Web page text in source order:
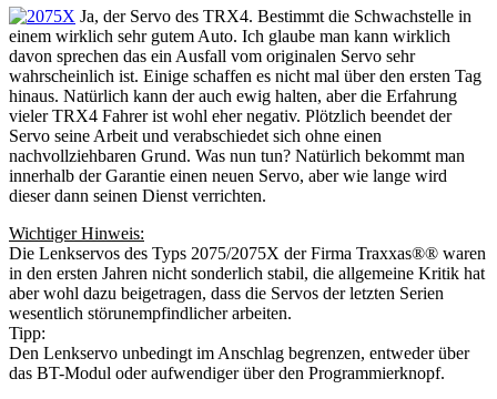
Ja, der Servo des TRX4. Bestimmt die Schwachstelle in
einem wirklich sehr gutem Auto. Ich glaube man kann wirklich
davon sprechen das ein Ausfall vom originalen Servo sehr
wahrscheinlich ist. Einige schaffen es nicht mal über den ersten Tag
hinaus. Natürlich kann der auch ewig halten, aber die Erfahrung
vieler TRX4 Fahrer ist wohl eher negativ. Plötzlich beendet der
Servo seine Arbeit und verabschiedet sich ohne einen
nachvollziehbaren Grund. Was nun tun? Natürlich bekommt man
innerhalb der Garantie einen neuen Servo, aber wie lange wird
dieser dann seinen Dienst verrichten.
Wichtiger Hinweis:
Die Lenkservos des Typs 2075/2075X der Firma Traxxas®® waren
in den ersten Jahren nicht sonderlich stabil, die allgemeine Kritik hat
aber wohl dazu beigetragen, dass die Servos der letzten Serien
wesentlich störunempfindlicher arbeiten.
Tipp:
Den Lenkservo unbedingt im Anschlag begrenzen, entweder über
das BT-Modul oder aufwendiger über den Programmierknopf.